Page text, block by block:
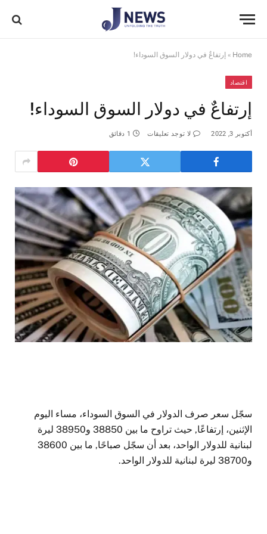
Home
» إرتفاعٌ في دولار السوق السوداء!
اقتصاد
إرتفاعٌ في دولار السوق السوداء!
أكتوبر 3, 2022 لا توجد تعليقات 1 دقائق
سجّل سعر صرف الدولار في السوق السوداء، مساء اليوم
الإثنين، إرتفاعًا, حيث تراوح ما بين 38850 و38950 ليرة
لبنانية للدولار الواحد، بعد أن سجّل صباحًا, ما بين 38600
و38700 ليرة لبنانية للدولار الواحد.